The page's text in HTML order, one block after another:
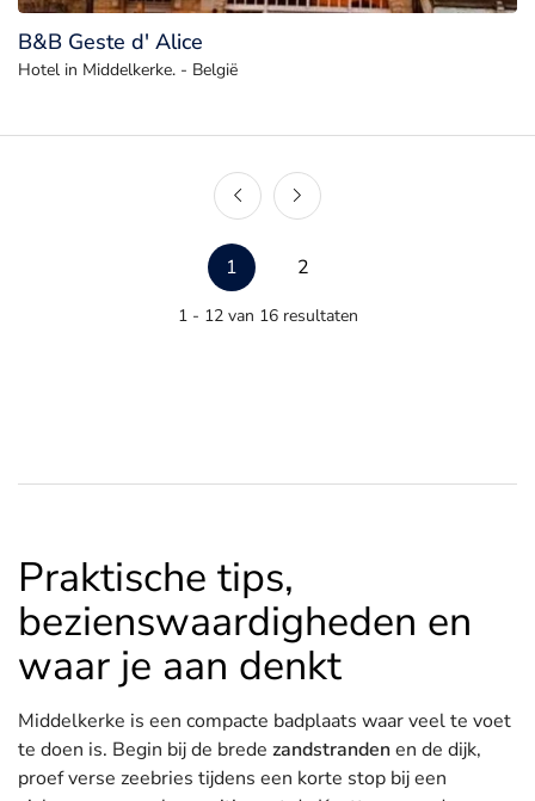
B&B Geste d' Alice
Hotel in Middelkerke. - België
1 2
1 - 12 van 16 resultaten
Praktische tips,
bezienswaardigheden en
waar je aan denkt
Middelkerke is een compacte badplaats waar veel te voet
te doen is. Begin bij de brede zandstrandenen de dijk,
proef verse zeebries tijdens een korte stop bij een